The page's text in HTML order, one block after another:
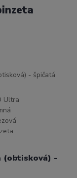
(obtisková) -